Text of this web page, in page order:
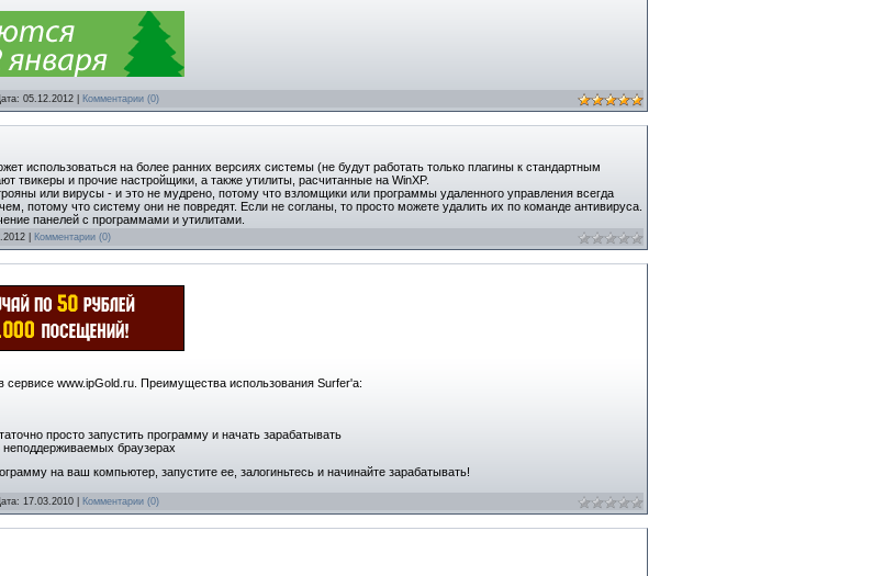
05.12.2012 Комментарии (0)
использоваться на более ранних версиях системы (не будут работать только плагины к стандартным
твикеры и прочие настройщики, а также утилиты, расчитанные на WinXP.
или вирусы - и это не мудрено, потому что взломщики или программы удаленного управления всегда
потому что систему они не повредят. Если не согланы, то просто можете удалить их по команде антивируса.
панелей с программами и утилитами.
Комментарии (0)
www.ipGold.ru. Преимущества использования Surfer'а:
просто запустить программу и начать зарабатывать
браузерах
на ваш компьютер, запустите ее, залогиньтесь и начинайте зарабатывать!
17.03.2010 Комментарии (0)